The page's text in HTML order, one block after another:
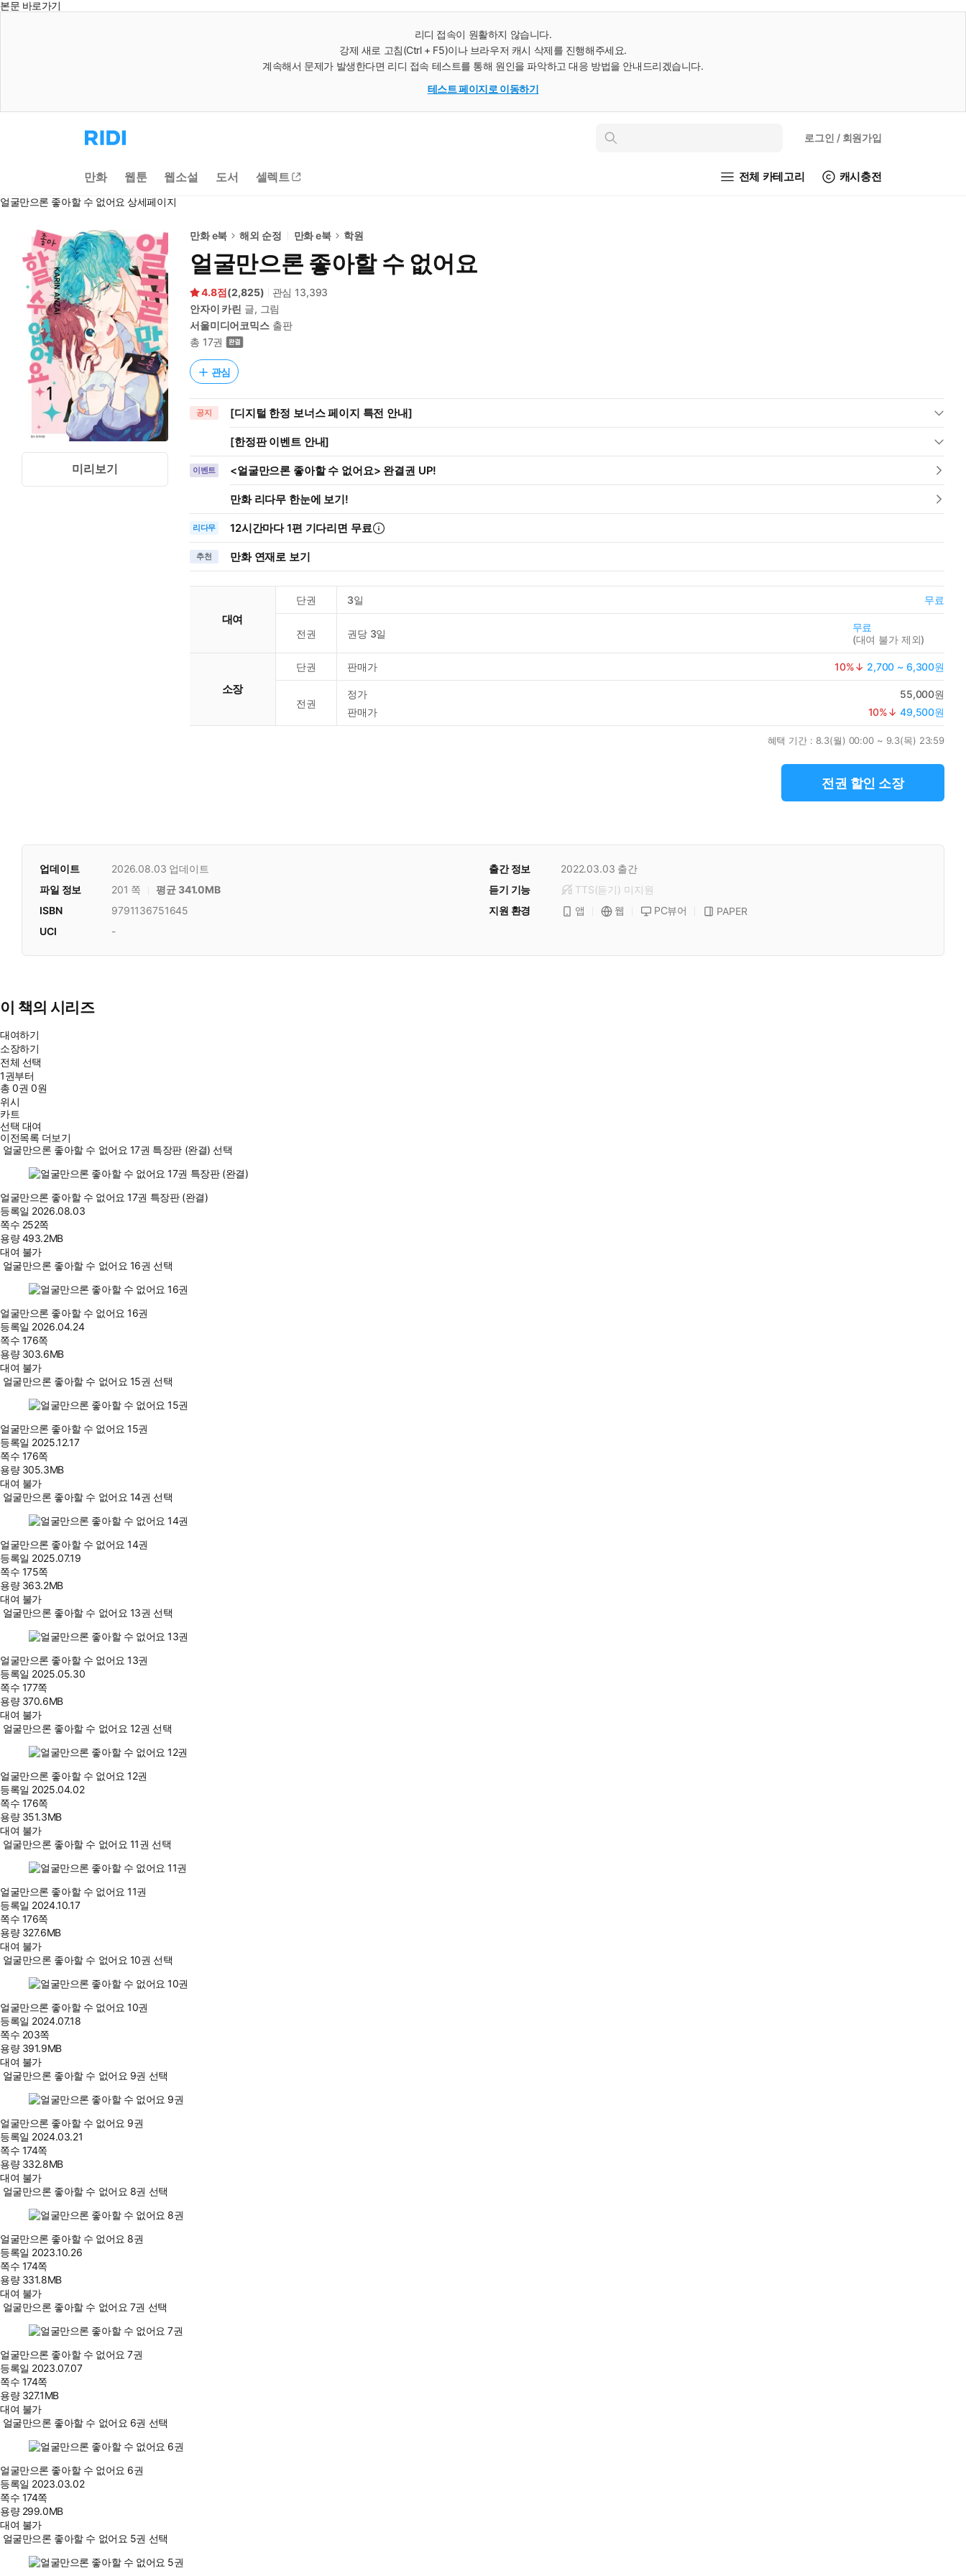
본문 바로가기
리디 접속이 원활하지 않습니다.
강제 새로 고침(Ctrl + F5)이나 브라우저 캐시 삭제를 진행해주세요.
계속해서 문제가 발생한다면 리디 접속 테스트를 통해 원인을 파악하고 대응 방법을 안내드리겠습니다.
테스트 페이지로 이동하기
리
디
으
로
동
인
로그인 / 회원가입
만화 웹툰 웹소설 도서 셀렉트 전체 카테고리 캐시충전
얼굴만으론 좋아할 수 없어요 상세페이지
미리보기
만화 e북 해외 순정 만화 e북 학원
얼굴만으론 좋아할 수 없어요
4.8 (2,825) 관심 13,393
안자이 카린 글, 그림
서울미디어코믹스출판
총 17권
관심
공지 [디지털 한정 보너스 페이지 특전 안내]
[한정판 이벤트 안내]
이벤트 <얼굴만으론 좋아할 수 없어요> 완결권 UP!
만화 리다무 한눈에 보기!
리다무 12시간마다1편 기다리면 무료
추천 만화 연재로 보기
대여
단권 3일 무료
전권 권당 3일
무료
(대여 불가 제외)
소장
단권 판매가 10%↓ 2,700 ~ 6,300원
전권
정가
55,000원
판매가
10%↓ 49,500원
혜택 기간 : 8.3(월) 00:00 ~ 9.3(목) 23:59
전권 할인 소장
업데이트 2026.08.03 업데이트 출간 정보 2022.03.03 출간
듣기 기능
TTS(듣기) 미지원
파일 정보 201 쪽
평균 341.0MB
지원 환경
앱 웹 PC뷰어 PAPER
ISBN
9791136751645
UCI
-
이 책의 시리즈
대여하기
소장하기
전체 선택
1권부터
총0권 0원
위시
카트
선택 대여
이전목록 더보기
얼굴만으론 좋아할 수 없어요 17권 특장판 (완결) 선택
얼굴만으론 좋아할 수 없어요 17권 특장판 (완결)
등록일 2026.08.03
쪽수 252쪽
용량493.2MB
대여 불가
얼굴만으론 좋아할 수 없어요 16권 선택
얼굴만으론 좋아할 수 없어요 16권
등록일 2026.04.24
쪽수 176쪽
용량 303.6MB
대여 불가
얼굴만으론 좋아할 수 없어요 15권 선택
얼굴만으론 좋아할 수 없어요 15권
등록일 2025.12.17
쪽수 176쪽
용량 305.3MB
대여 불가
얼굴만으론 좋아할 수 없어요 14권 선택
얼굴만으론 좋아할 수 없어요 14권
등록일 2025.07.19
쪽수 175쪽
용량 363.2MB
대여 불가
얼굴만으론 좋아할 수 없어요 13권 선택
얼굴만으론 좋아할 수 없어요 13권
등록일 2025.05.30
쪽수 177쪽
용량 370.6MB
대여 불가
얼굴만으론 좋아할 수 없어요 12권 선택
얼굴만으론 좋아할 수 없어요 12권
등록일 2025.04.02
쪽수 176쪽
용량 351.3MB
대여 불가
얼굴만으론 좋아할 수 없어요 11권 선택
얼굴만으론 좋아할 수 없어요 11권
등록일 2024.10.17
쪽수 176쪽
용량 327.6MB
대여 불가
얼굴만으론 좋아할 수 없어요 10권 선택
얼굴만으론 좋아할 수 없어요 10권
등록일 2024.07.18
쪽수 203쪽
용량 391.9MB
대여 불가
얼굴만으론 좋아할 수 없어요 9권 선택
얼굴만으론 좋아할 수 없어요 9권
등록일 2024.03.21
쪽수 174쪽
용량 332.8MB
대여 불가
얼굴만으론 좋아할 수 없어요 8권 선택
얼굴만으론 좋아할 수 없어요 8권
등록일 2023.10.26
쪽수 174쪽
용량 331.8MB
대여 불가
얼굴만으론 좋아할 수 없어요 7권 선택
얼굴만으론 좋아할 수 없어요 7권
등록일 2023.07.07
쪽수 174쪽
용량 327.1MB
대여 불가
얼굴만으론 좋아할 수 없어요 6권 선택
얼굴만으론 좋아할 수 없어요 6권
등록일 2023.03.02
쪽수 174쪽
용량 299.0MB
대여 불가
얼굴만으론 좋아할 수 없어요 5권 선택